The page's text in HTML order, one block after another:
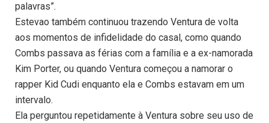
palavras”.
Estevao também continuou trazendo Ventura de volta
aos momentos de infidelidade do casal, como quando
Combs passava as férias com a família e a ex-namorada
Kim Porter, ou quando Ventura começou a namorar o
rapper Kid Cudi enquanto ela e Combs estavam em um
intervalo.
Ela perguntou repetidamente à Ventura sobre seu uso de